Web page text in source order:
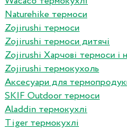
Naturehike термоси
Zojirushi термоси
Zojirushi термоси дитячі
Zojirushi Харчові термоси і
Zojirushi термокухоль
Аксесуари для
SKIF Outdoor термоси
Aladdin термокухлі
Tiger термокухлі